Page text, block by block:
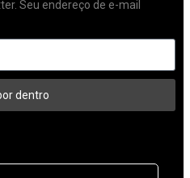
Seu endereço de e-mail
dentro